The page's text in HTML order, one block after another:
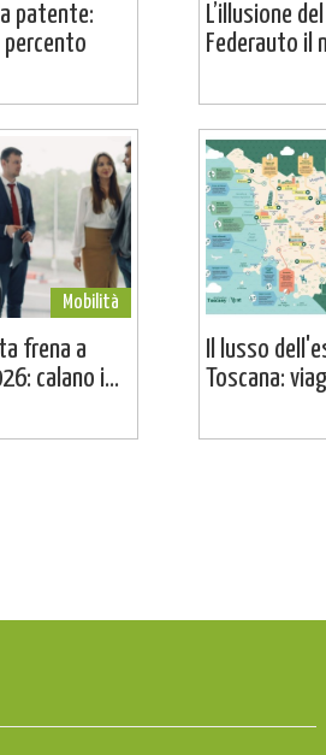
patente:
L’illusione
Federauto il
Mobilità
frena a
calano i...
Il lusso
Toscana: